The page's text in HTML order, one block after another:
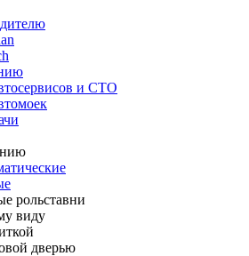
и СТО
виду
дверью